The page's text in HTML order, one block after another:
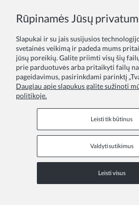
kuri kvėpuoja ramybe, pasitikėjimu ir
mergaitėms, kurios yra drąsios, bet
mergaitėms kuriamos kaip subtilus
dramaturgijos ir vaiko komforto:
patikrintas ilgai dėvėjimo požiūriu, o
parinktas taip, kad atlaikytų ir natūralų
šviesą nuotraukose.
Rūpinamės Jūsų
Slapukai ir su jais susijusios
svetainės veikimą ir padeda mums
jūsų poreikių. Galite priimti visų šių
prie parduotuvės arba pritaikyti failų
pageidavimus, pasirinkdami parinktį
Daugiau apie slapukus galite sužinoti
politikoje.
Leisti tik būtinus
Valdyti sutikimus
Leisti visus